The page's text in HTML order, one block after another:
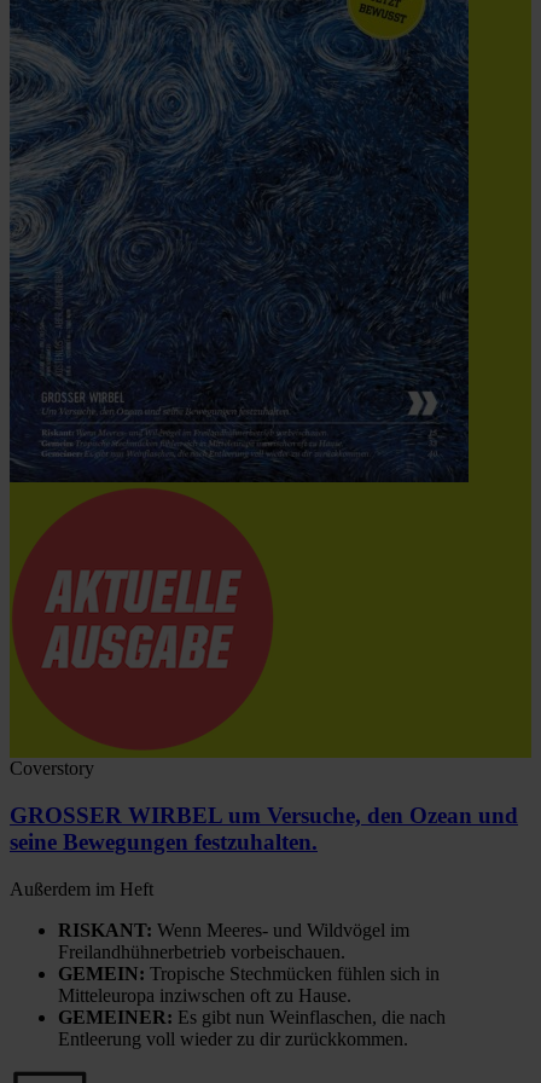
Coverstory
GROSSER WIRBEL um Versuche, den Ozean und
seine Bewegungen festzuhalten.
Außerdem im Heft
RISKANT: Wenn Meeres- und Wildvögel im
Freilandhühnerbetrieb vorbeischauen.
GEMEIN: Tropische Stechmücken fühlen sich in
Mitteleuropa inziwschen oft zu Hause.
GEMEINER: Es gibt nun Weinflaschen, die nach
Entleerung voll wieder zu dir zurückkommen.